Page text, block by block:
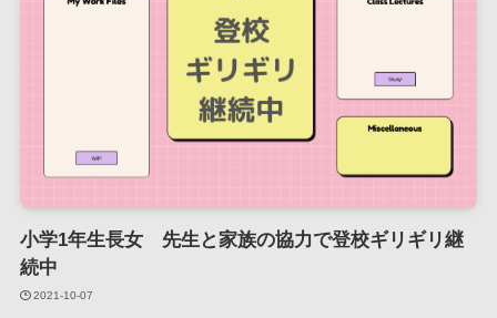
小学1年生長女 先生と家族の協力で登校ギリギリ継
続中
2021-10-07